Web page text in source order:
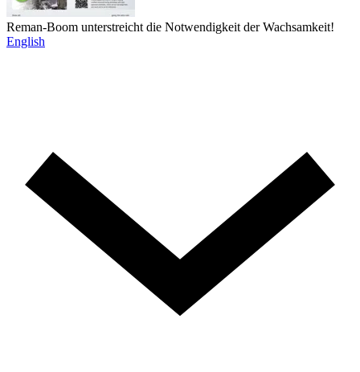
Reman-Boom unterstreicht die Notwendigkeit der Wachsamkeit!
English